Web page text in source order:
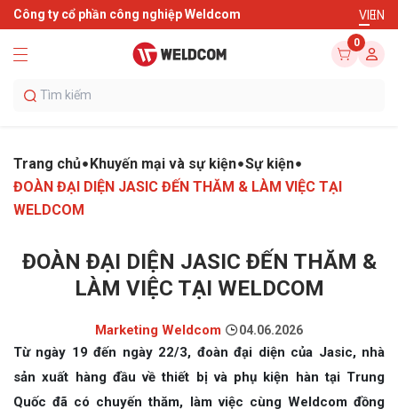
Công ty cổ phần công nghiệp Weldcom VIEN
0
Trang chủ Khuyến mại và sự kiện Sự kiện
ĐOÀN ĐẠI DIỆN JASIC ĐẾN THĂM & LÀM VIỆC TẠI
WELDCOM
ĐOÀN ĐẠI DIỆN JASIC ĐẾN THĂM &
LÀM VIỆC TẠI WELDCOM
Marketing Weldcom 04.06.2026
Từ ngày 19 đến ngày 22/3, đoàn đại diện của Jasic, nhà
sản xuất hàng đầu về thiết bị và phụ kiện hàn tại Trung
Quốc đã có chuyến thăm, làm việc cùng Weldcom đồng